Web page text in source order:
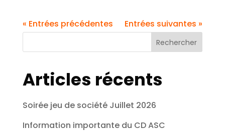
« Entrées précédentes Entrées suivantes »
Rechercher
Articles récents
Soirée jeu de société Juillet 2026
Information importante du CD ASC